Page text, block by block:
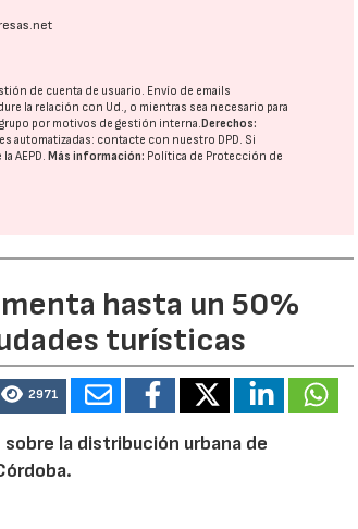
de cuenta de usuario. Envío de emails
la relación con Ud., o mientras sea necesario para
por motivos de gestión interna.Derechos:
automatizadas: contacte con nuestro DPD. Si
laAEPD.Más información: Política de Protección de
hasta un 50%
turísticas
2971
la distribución urbana de